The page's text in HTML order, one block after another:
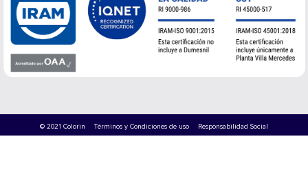
© 2021 Colorin Términos y Condiciones de uso Responsabilidad Social